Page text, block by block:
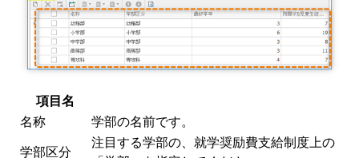
項目名
名称
学部の名前です。
学部区分
注目する学部の、就学奨励費支給制度上の